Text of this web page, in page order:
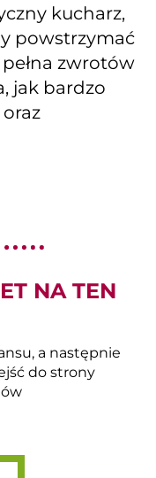
kucharz,
powstrzymać
pełna zwrotów
jak bardzo
NA TEN
a następnie
do strony